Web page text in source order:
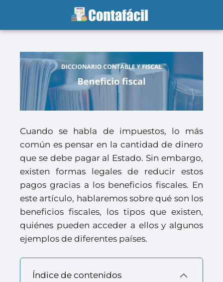
Cuando se habla de impuestos, lo más
común es pensar en la cantidad de dinero
que se debe pagar al Estado. Sin embargo,
existen formas legales de reducir estos
pagos gracias a los beneficios fiscales. En
este artículo, hablaremos sobre qué son los
beneficios fiscales, los tipos que existen,
quiénes pueden acceder a ellos y algunos
ejemplos de diferentes países.
Índice de contenidos